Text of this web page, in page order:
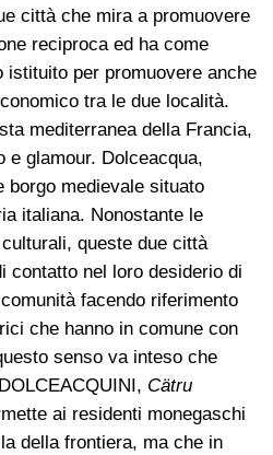
città che mira a promuovere
reciproca ed ha come
istituito per promuovere anche
tra le due località.
mediterranea della Francia,
e glamour. Dolceacqua,
borgo medievale situato
italiana. Nonostante le
queste due città
contatto nel loro desiderio di
facendo riferimento
che hanno in comune con
senso va inteso che
Cätru
ai residenti monegaschi
della frontiera, ma che in